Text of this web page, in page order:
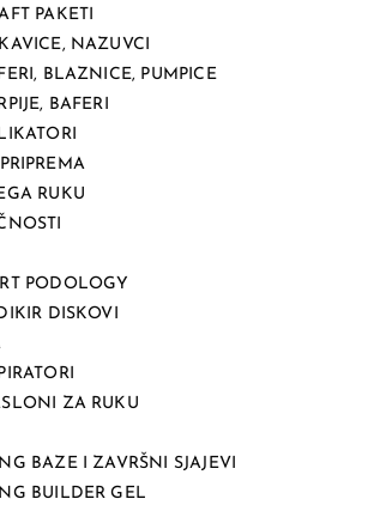
PAKETI
NAZUVCI
BLAZNICE, PUMPICE
BAFERI
RUKU
PODOLOGY
DISKOVI
ZA RUKU
BAZE I ZAVRŠNI SJAJEVI
BUILDER GEL